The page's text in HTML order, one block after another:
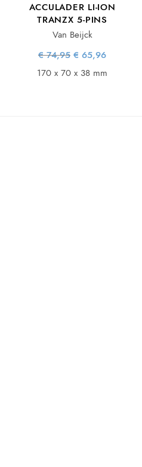
ACCULADER LI-ION
TRANZX 5-PINS
Van Beijck
€74,95 Oorspronkelijke
prijs was:
€ 74,95.
€ 65,96
€ 65,96.
170 x 70 x 38 mm